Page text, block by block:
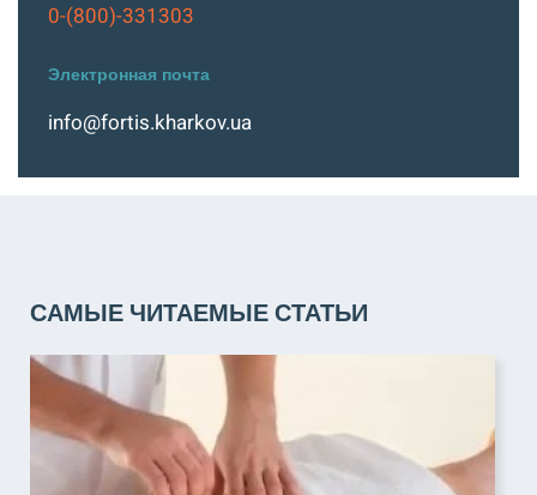
0-(800)-331303
Электронная почта
info@fortis.kharkov.ua
САМЫЕ ЧИТАЕМЫЕ СТАТЬИ